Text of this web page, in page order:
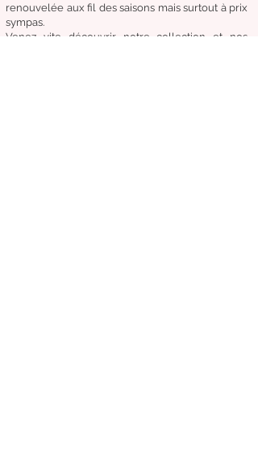
renouvelée aux fil des saisons mais surtout à prix
sympas.
Venez vite découvrirnotre collection et nos